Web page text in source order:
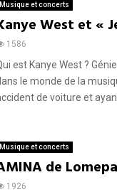
Musique et concerts
West et «
1586
est Kanye West ?
le monde de la
de voiture et
Musique et concerts
de
1926